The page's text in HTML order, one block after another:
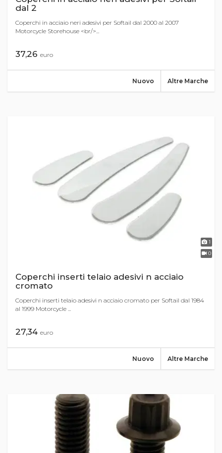
dal 2
Coperchi in acciaio neri adesivi per Softail dal 2000 al 2007
Motorcycle Storehouse <br/>...
37,26 euro
Altre Marche
Nuovo
1
0
Coperchi inserti telaio adesivi n acciaio
cromato
Coperchi inserti telaio adesivi n acciaio cromato per Softail dal 1984
al 1999 Motorcycle ...
27,34 euro
Altre Marche
Nuovo